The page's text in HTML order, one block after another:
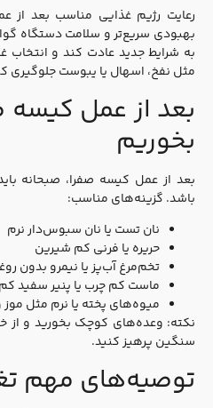
رعایت رژیم غذایی مناسب بعد از
بهبودی سریع‌تر و سلامت دستگاه
به شرایط جدید عادت کند و انتخاب
مثل نفخ، اسهال یا یبوست جلوگیری کند.
بعد از عمل کیسه
بخوریم
بعد از عمل کیسه صفرا، صبحانه
باشد. گزینه‌های مناسب:
نان تست یا نان سبوس‌دار نرم
حریره یا فرنی کم شیرین
تخم‌مرغ آب‌پز یا نیمرو بدون روغن
ماست کم‌ چرب یا پنیر سفید کم‌
میوه‌های پخته یا نرم مثل موز و
نکته: وعده‌های کوچک بخورید و از
سنگین پرهیز کنید.
توصیه‌های مهم